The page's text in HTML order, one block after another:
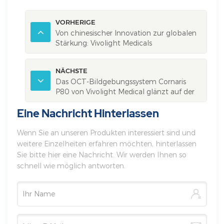
VORHERIGE
Von chinesischer Innovation zur globalen
Stärkung: Vivolight Medicals
NÄCHSTE
Das OCT-Bildgebungssystem Cornaris
P80 von Vivolight Medical glänzt auf der
Eine Nachricht Hinterlassen
Wenn Sie an unseren Produkten interessiert sind und
weitere Einzelheiten erfahren möchten, hinterlassen
Sie bitte hier eine Nachricht. Wir werden Ihnen so
schnell wie möglich antworten.